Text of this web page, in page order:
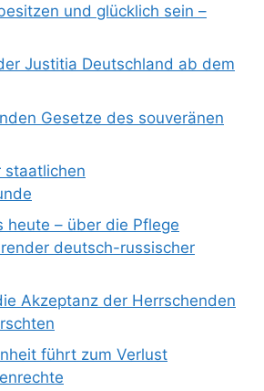
und glücklich sein –
Justitia Deutschland ab dem
Gesetze des souveränen
staatlichen
heute – über die Pflege
deutsch-russischer
Akzeptanz der Herrschenden
führt zum Verlust